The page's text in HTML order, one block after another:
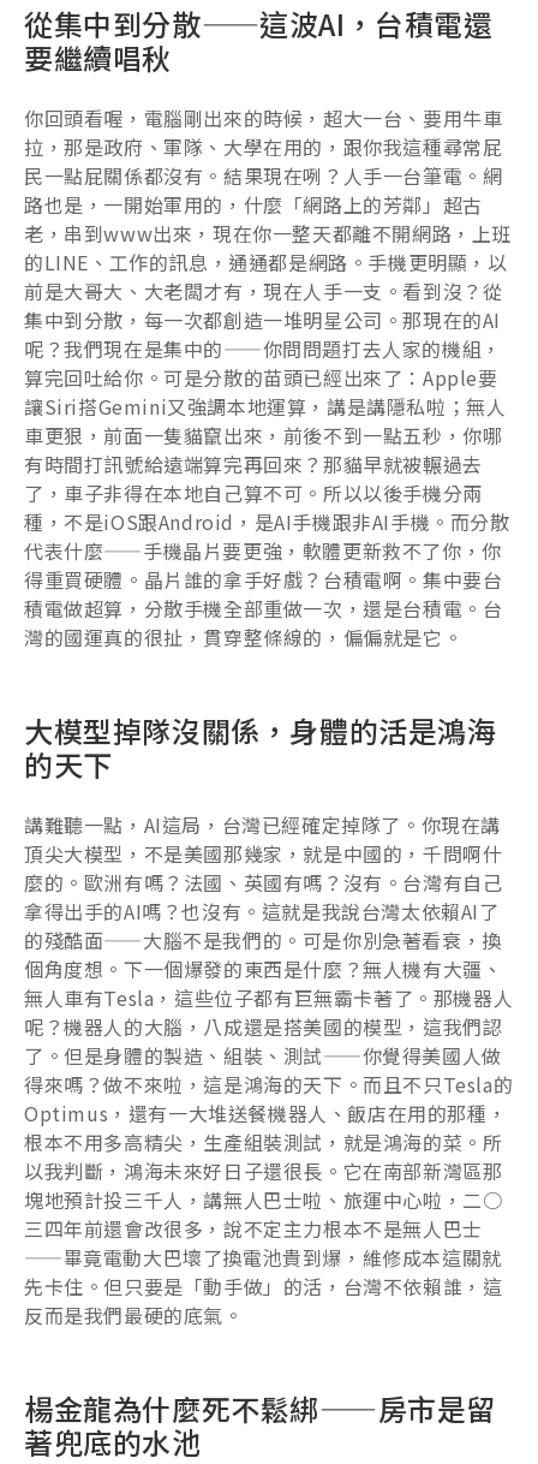
從集中到分散——這波AI，台積電還
要繼續唱秋
你回頭看喔，電腦剛出來的時候，超大一台、要用牛車
拉，那是政府、軍隊、大學在用的，跟你我這種尋常屁
民一點屁關係都沒有。結果現在咧？人手一台筆電。網
路也是，一開始軍用的，什麼「網路上的芳鄰」超古
老，串到www出來，現在你一整天都離不開網路，上班
的LINE、工作的訊息，通通都是網路。手機更明顯，以
前是大哥大、大老闆才有，現在人手一支。看到沒？從
集中到分散，每一次都創造一堆明星公司。那現在的AI
呢？我們現在是集中的——你問問題打去人家的機組，
算完回吐給你。可是分散的苗頭已經出來了：Apple要
讓Siri搭Gemini又強調本地運算，講是講隱私啦；無人
車更狠，前面一隻貓竄出來，前後不到一點五秒，你哪
有時間打訊號給遠端算完再回來？那貓早就被輾過去
了，車子非得在本地自己算不可。所以以後手機分兩
種，不是iOS跟Android，是AI手機跟非AI手機。而分散
代表什麼——手機晶片要更強，軟體更新救不了你，你
得重買硬體。晶片誰的拿手好戲？台積電啊。集中要台
積電做超算，分散手機全部重做一次，還是台積電。台
灣的國運真的很扯，貫穿整條線的，偏偏就是它。
大模型掉隊沒關係，身體的活是鴻海
的天下
講難聽一點，AI這局，台灣已經確定掉隊了。你現在講
頂尖大模型，不是美國那幾家，就是中國的，千問啊什
麼的。歐洲有嗎？法國、英國有嗎？沒有。台灣有自己
拿得出手的AI嗎？也沒有。這就是我說台灣太依賴AI了
的殘酷面——大腦不是我們的。可是你別急著看衰，換
個角度想。下一個爆發的東西是什麼？無人機有大疆、
無人車有Tesla，這些位子都有巨無霸卡著了。那機器人
呢？機器人的大腦，八成還是搭美國的模型，這我們認
了。但是身體的製造、組裝、測試——你覺得美國人做
得來嗎？做不來啦，這是鴻海的天下。而且不只Tesla的
Optimus，還有一大堆送餐機器人、飯店在用的那種，
根本不用多高精尖，生產組裝測試，就是鴻海的菜。所
以我判斷，鴻海未來好日子還很長。它在南部新灣區那
塊地預計投三千人，講無人巴士啦、旅運中心啦，二○
三四年前還會改很多，說不定主力根本不是無人巴士
——畢竟電動大巴壞了換電池貴到爆，維修成本這關就
先卡住。但只要是「動手做」的活，台灣不依賴誰，這
反而是我們最硬的底氣。
楊金龍為什麼死不鬆綁——房市是留
著兜底的水池